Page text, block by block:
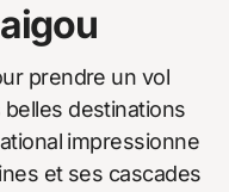
prendre un vol
destinations
impressionne
et ses cascades